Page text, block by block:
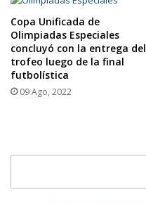
Copa Unificada de
Olimpiadas Especiales
concluyó con la entrega del
trofeo luego de la final
futbolística
09 Ago, 2022